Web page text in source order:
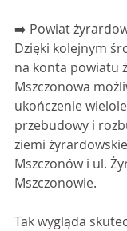
➡️ Powiat
Dzięki kolejnym
na konta powiatu
Mszczonowa
ukończenie
przebudowy i
ziemi
Mszczonów i ul.
Mszczonowie.
Tak wygląda